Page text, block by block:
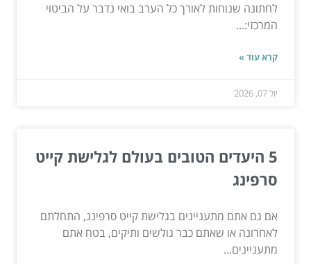
לחתונה שנוחות לאורך כל הערב בואי נדבר על הביטוי
המרכזי:...
קרא עוד »
יול 07, 2026
5 היעדים הטובים בעולם לגלישת קייט
סרפינג
אם גם אתם מתעניינים בגלישת קייט סרפינג, התחלתם
לאחרונה או שאתם כבר גולשים ותיקים, בטח אתם
מתעניינים...